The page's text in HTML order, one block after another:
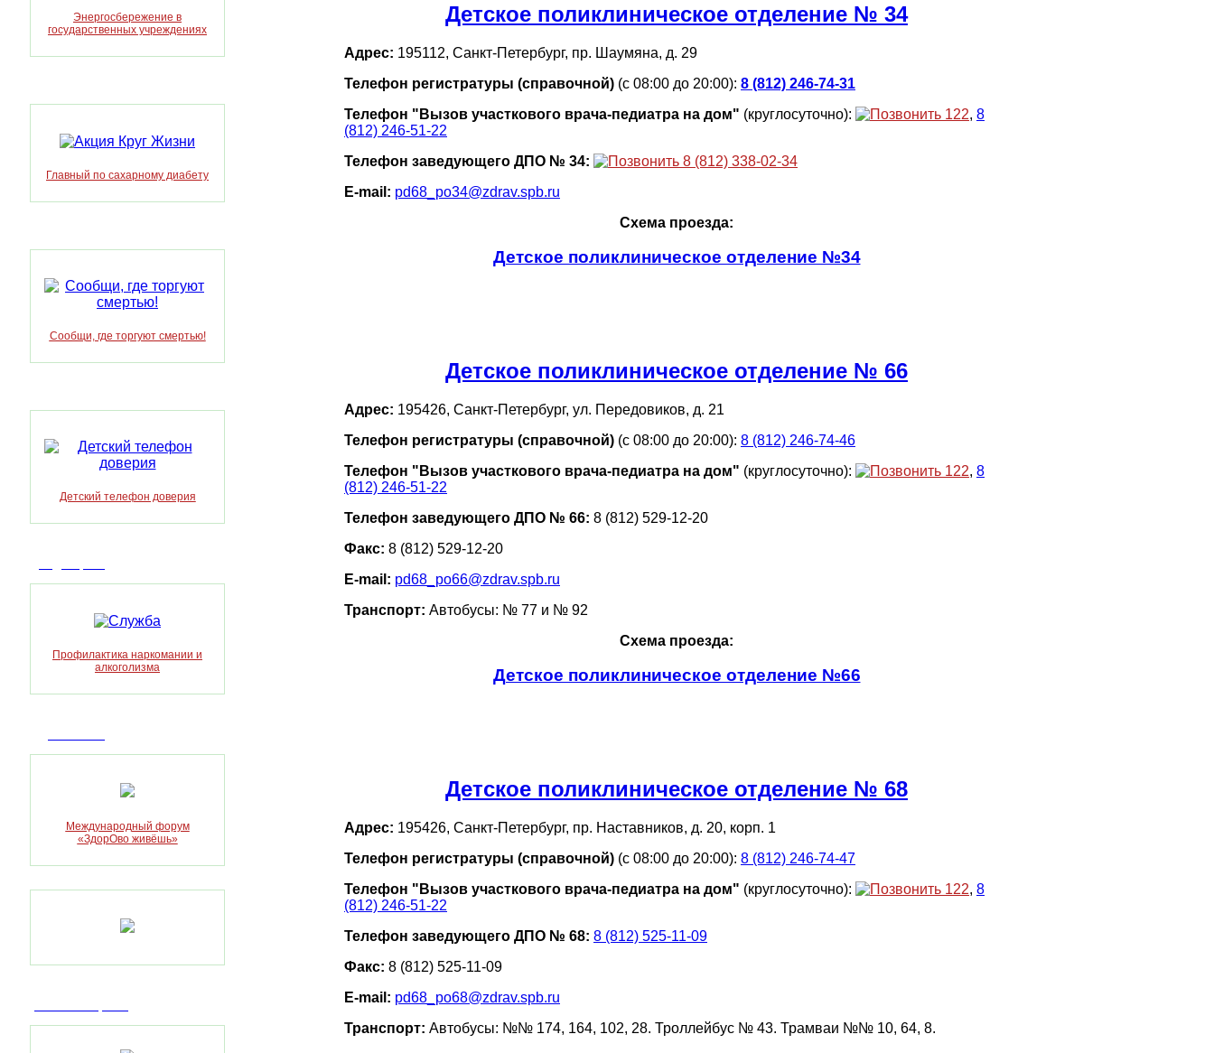
Энергосбережение в
государственных учреждениях
Главный по сахарному диабету
Сообщи, где торгуют смертью!
Детский телефон доверия
Профилактика наркомании и
алкоголизма
Международный форум
«ЗдорОво живёшь»
Детское поликлиническое отделение № 34
Адрес: 195112, Санкт-Петербург, пр. Шаумяна, д. 29
Телефон регистратуры (справочной) (с 08:00 до 20:00): 8 (812) 246-74-31
Телефон "Вызов участкового врача-педиатра на дом" (круглосуточно): 122, 8
(812) 246-51-22
Телефон заведующего ДПО № 34:
8 (812) 338-02-34
E-mail: pd68_po34@zdrav.spb.ru
Схема проезда:
Детское поликлиническое отделение №34
Детское поликлиническое отделение № 66
Адрес: 195426, Санкт-Петербург, ул. Передовиков, д. 21
Телефон регистратуры (справочной) (с 08:00 до 20:00): 8 (812) 246-74-46
Телефон "Вызов участкового врача-педиатра на дом" (круглосуточно): 122, 8
(812) 246-51-22
Телефон заведующего ДПО № 66: 8 (812) 529-12-20
Факс: 8 (812) 529-12-20
E-mail: pd68_po66@zdrav.spb.ru
Транспорт: Автобусы: № 77 и № 92
Схема проезда:
Детское поликлиническое отделение №66
Детское поликлиническое отделение № 68
Адрес: 195426, Санкт-Петербург, пр. Наставников, д. 20, корп. 1
Телефон регистратуры (справочной) (с 08:00 до 20:00): 8 (812) 246-74-47
Телефон "Вызов участкового врача-педиатра на дом" (круглосуточно): 122, 8
(812) 246-51-22
Телефон заведующего ДПО № 68: 8 (812) 525-11-09
Факс: 8 (812) 525-11-09
E-mail: pd68_po68@zdrav.spb.ru
Транспорт: Автобусы: №№ 174, 164, 102, 28. Троллейбус № 43. Трамваи №№ 10, 64, 8.